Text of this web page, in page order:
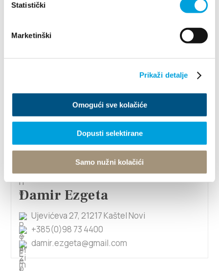
Statistički
Marketinški
Prikaži detalje
Omogući sve kolačiće
Dopusti selektirane
Samo nužni kolačići
+385919105754
Put Štalija 24, 21217 Kaštel Stari
+385996565132
cuk.damir@gmail.com
Damir Ezgeta
Ujevićeva 27, 21217 Kaštel Novi
+385(0)98 73 4400
damir.ezgeta@gmail.com